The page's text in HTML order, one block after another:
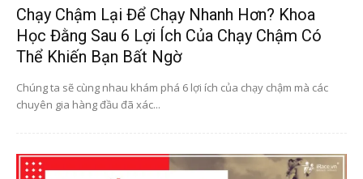
Chạy Chậm Lại Để Chạy Nhanh Hơn? Khoa
Học Đằng Sau 6 Lợi Ích Của Chạy Chậm Có
Thể Khiến Bạn Bất Ngờ
Chúng ta sẽ cùng nhau khám phá 6 lợi ích của chạy chậm mà các
chuyên gia hàng đầu đã xác...